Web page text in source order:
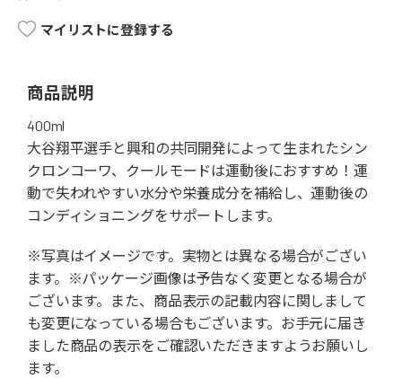
マイリストに登録する
商品説明
400ml
大谷翔平選手と興和の共同開発によって生まれたシン
クロンコーワ、クールモードは運動後におすすめ！運
動で失われやすい水分や栄養成分を補給し、運動後の
コンディショニングをサポートします。
※写真はイメージです。実物とは異なる場合がござい
ます。※パッケージ画像は予告なく変更となる場合が
ございます。また、商品表示の記載内容に関しまして
も変更になっている場合もございます。お手元に届き
ました商品の表示をご確認いただきますようお願いし
ます。